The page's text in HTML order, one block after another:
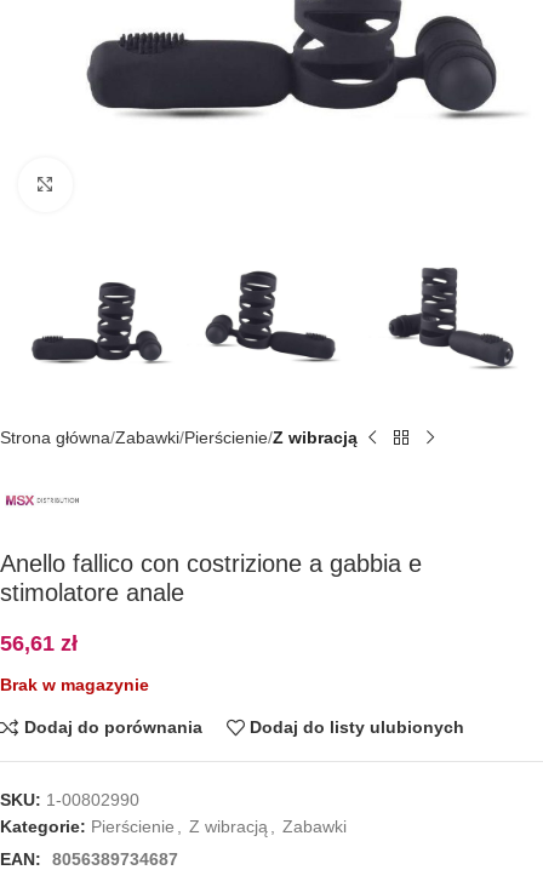
Strona główna Zabawki Pierścienie Z wibracją
Anello fallico con costrizione a gabbia e
stimolatore anale
56,61 zł
Brak w magazynie
Dodaj do porównania Dodaj do listy ulubionych
SKU: 1-00802990
Kategorie: Pierścienie Z wibracją
Zabawki
EAN:
8056389734687